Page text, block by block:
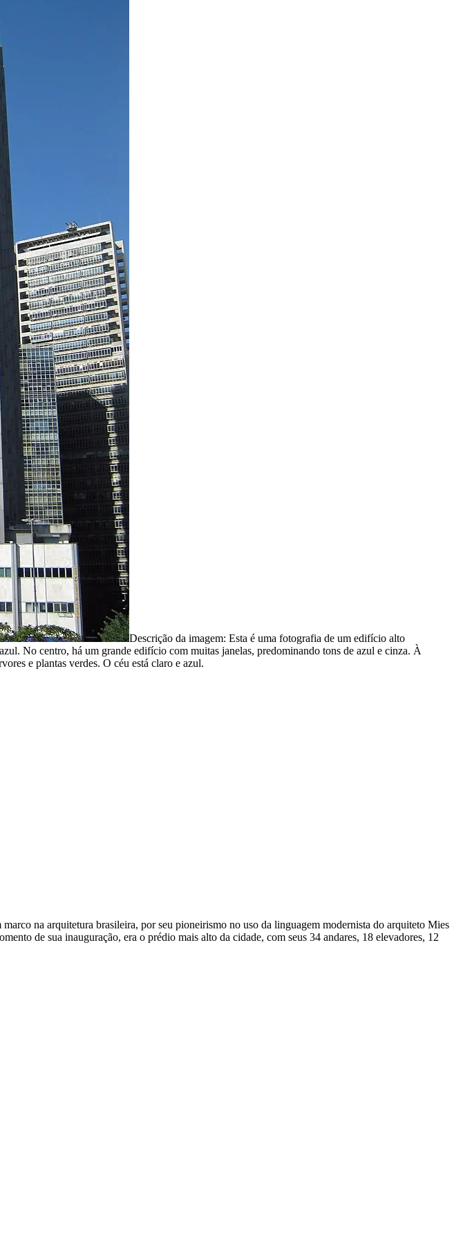
Descrição da imagem: Esta é uma fotografia de um edifício alto
No centro, há um grande edifício com muitas janelas, predominando tons de azul e cinza. À
e plantas verdes. O céu está claro e azul.
na arquitetura brasileira, por seu pioneirismo no uso da linguagem modernista do arquiteto Mies
de sua inauguração, era o prédio mais alto da cidade, com seus 34 andares, 18 elevadores, 12